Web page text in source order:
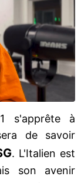
s'apprête à
de savoir
. L'Italien est
son avenir